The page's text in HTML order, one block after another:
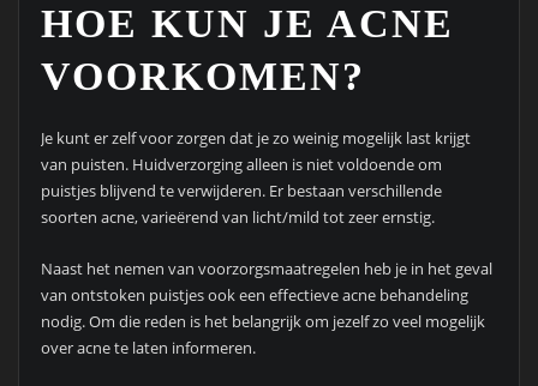
HOE KUN JE ACNE
VOORKOMEN?
Je kunt er zelf voor zorgen dat je zo weinig mogelijk last krijgt
van puisten. Huidverzorging alleen is niet voldoende om
puistjes blijvend te verwijderen. Er bestaan verschillende
soorten acne, varieërend van licht/mild tot zeer ernstig.
Naast het nemen van voorzorgsmaatregelen heb je in het geval
van ontstoken puistjes ook een effectieve acne behandeling
nodig. Om die reden is het belangrijk om jezelf zo veel mogelijk
over acne te laten informeren.